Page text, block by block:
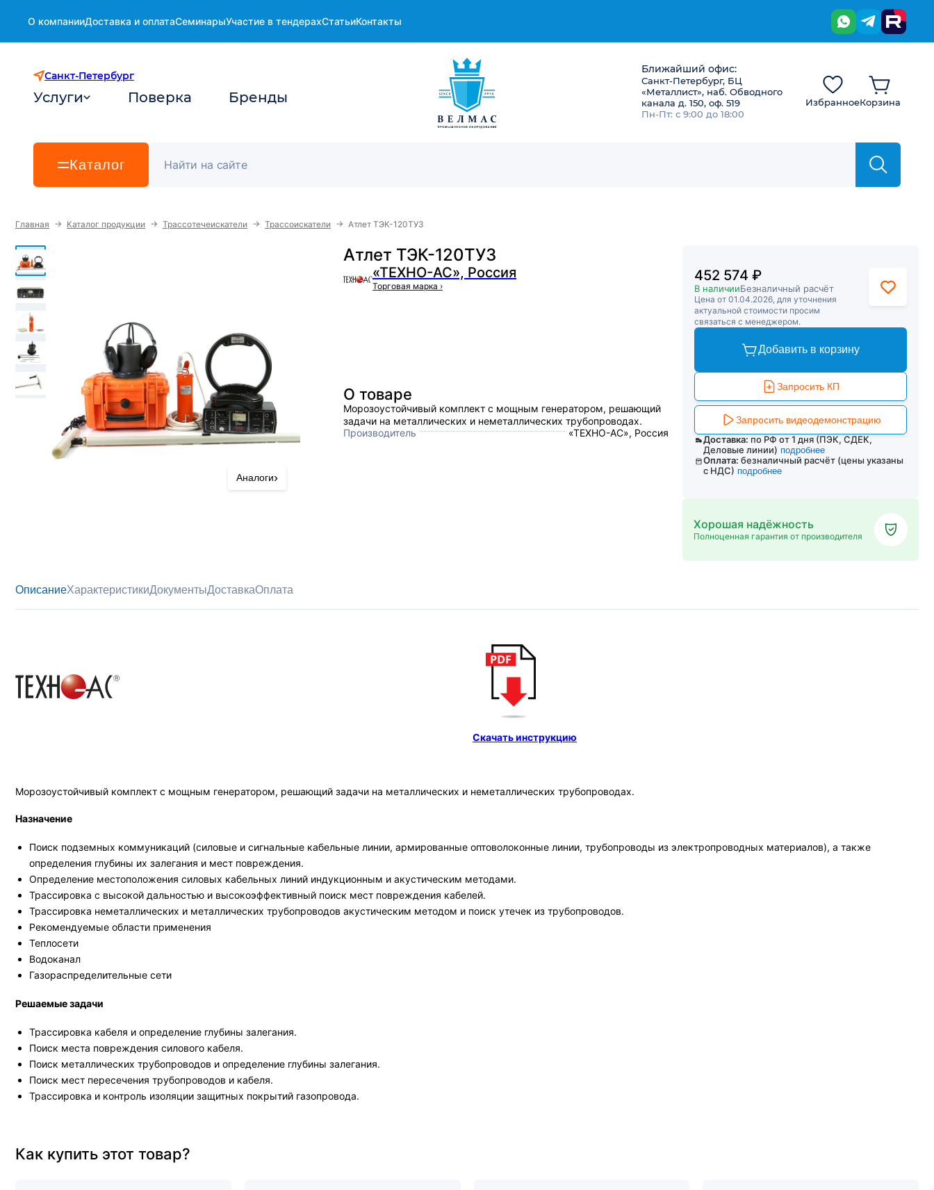
О компанииДоставка и оплатаСеминарыУчастие в тендерахСтатьиКонтакты
Санкт-Петербург
Услуги Поверка Бренды
Ближайший офис:
Санкт-Петербург, БЦ
«Металлист», наб. Обводного
канала д. 150, оф. 519
Пн-Пт: с 9:00 до 18:00
ИзбранноеКорзина
Каталог
Главная → Каталог продукции → Трассотечеискатели → Трассоискатели → Атлет ТЭК-120ТУЗ
Атлет ТЭК-120ТУЗ
«ТЕХНО-АС», Россия
Торговая марка ›
Аналоги›
О товаре
Морозоустойчивый комплект с мощным генератором, решающий
задачи на металлических и неметаллических трубопроводах.
Производитель
«ТЕХНО-АС», Россия
452 574 ₽
В наличииБезналичный расчёт
Цена от 01.04.2026, для уточнения
актуальной стоимости просим
связаться с менеджером.
Добавить в корзину
Запросить КП
Запросить видеодемонстрацию
Доставка: по РФ от 1 дня (ПЭК, СДЕК,
Деловые линии) подробнее
Оплата: безналичный расчёт (цены указаны
с НДС) подробнее
Хорошая надёжность
Полноценная гарантия от производителя
ОписаниеХарактеристикиДокументыДоставкаОплата
Скачать инструкцию
Морозоустойчивый комплект с мощным генератором, решающий задачи на металлических и неметаллических трубопроводах.
Назначение
Поиск подземных коммуникаций (силовые и сигнальные кабельные линии, армированные оптоволоконные линии, трубопроводы из электропроводных материалов), а также
определения глубины их залегания и мест повреждения.
Определение местоположения силовых кабельных линий индукционным и акустическим методами.
Трассировка с высокой дальностью и высокоэффективный поиск мест повреждения кабелей.
Трассировка неметаллических и металлических трубопроводов акустическим методом и поиск утечек из трубопроводов.
Рекомендуемые области применения
Теплосети
Водоканал
Газораспределительные сети
Решаемые задачи
Трассировка кабеля и определение глубины залегания.
Поиск места повреждения силового кабеля.
Поиск металлических трубопроводов и определение глубины залегания.
Поиск мест пересечения трубопроводов и кабеля.
Трассировка и контроль изоляции защитных покрытий газопровода.
Как купить этот товар?